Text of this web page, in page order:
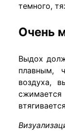
темного,
Очень
Выдох
плавным,
воздуха,